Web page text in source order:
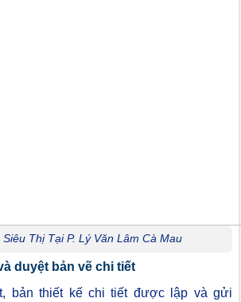
Thị Tại P. Lý Văn Lâm Cà Mau
duyệt bản vẽ chi tiết
bản thiết kế chi tiết được lập và gửi